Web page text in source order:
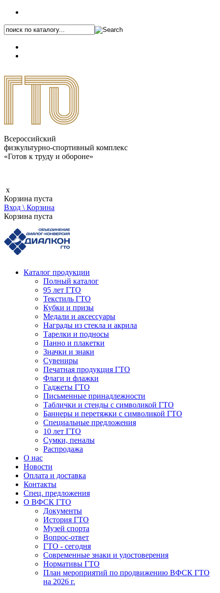
Всероссийский
физкультурно-спортивный комплекс
«Готов к труду и обороне»
x
Корзина пуста
Вход \ Корзина
Корзина пуста
Каталог продукции
Полный каталог
95 лет ГТО
Текстиль ГТО
Кубки и призы
Медали и аксессуары
Награды из стекла и акрила
Тарелки и подносы
Панно и плакетки
Значки и знаки
Сувениры
Печатная продукция ГТО
Флаги и флажки
Гаджеты ГТО
Письменные принадлежности
Таблички и стенды с символикой ГТО
Баннеры и перетяжки с символикой ГТО
Специальные предложения
10 лет ГТО
Сумки, пеналы
Распродажа
О нас
Новости
Оплата и доставка
Контакты
Спец. предложения
О ВФСК ГТО
Документы
История ГТО
Музей спорта
Вопрос-ответ
ГТО - сегодня
Современные знаки и удостоверения
Нормативы ГТО
План мероприятий по продвижению ВФСК ГТО
на 2026 г.